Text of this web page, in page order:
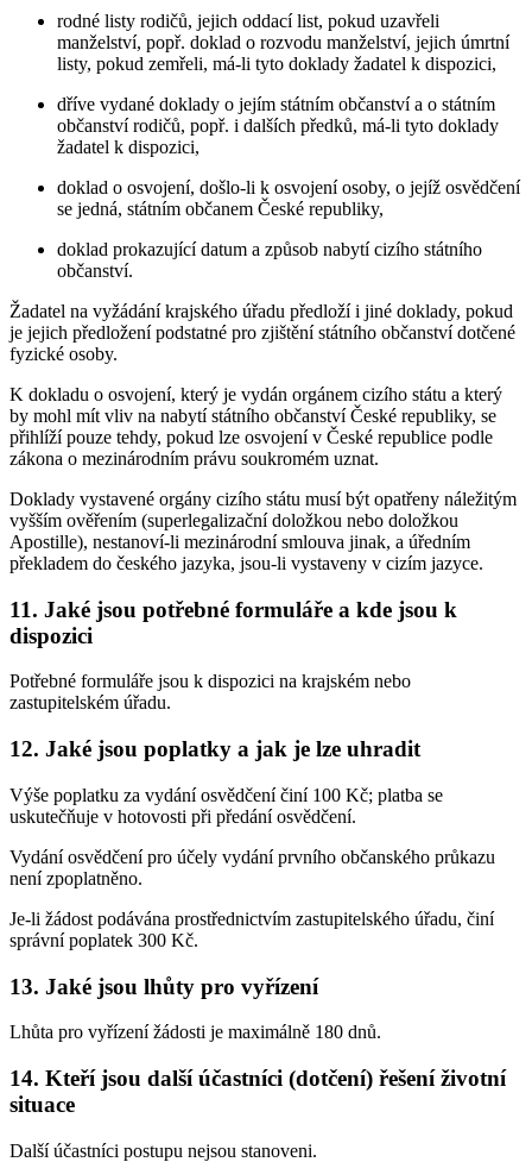
rodné listy rodičů, jejich oddací list, pokud uzavřeli
manželství, popř. doklad o rozvodu manželství, jejich úmrtní
listy, pokud zemřeli, má-li tyto doklady žadatel k dispozici,
dříve vydané doklady o jejím státním občanství a o státním
občanství rodičů, popř. i dalších předků, má-li tyto doklady
žadatel k dispozici,
doklad o osvojení, došlo-li k osvojení osoby, o jejíž osvědčení
se jedná, státním občanem České republiky,
doklad prokazující datum a způsob nabytí cizího státního
občanství.
Žadatel na vyžádání krajského úřadu předloží i jiné doklady, pokud
je jejich předložení podstatné pro zjištění státního občanství dotčené
fyzické osoby.
K dokladu o osvojení, který je vydán orgánem cizího státu a který
by mohl mít vliv na nabytí státního občanství České republiky, se
přihlíží pouze tehdy, pokud lze osvojení v České republice podle
zákona o mezinárodním právu soukromém uznat.
Doklady vystavené orgány cizího státu musí být opatřeny náležitým
vyšším ověřením (superlegalizační doložkou nebo doložkou
Apostille), nestanoví-li mezinárodní smlouva jinak, a úředním
překladem do českého jazyka, jsou-li vystaveny v cizím jazyce.
11. Jaké jsou potřebné formuláře a kde jsou k
dispozici
Potřebné formuláře jsou k dispozici na krajském nebo
zastupitelském úřadu.
12. Jaké jsou poplatky a jak je lze uhradit
Výše poplatku za vydání osvědčení činí 100 Kč; platba se
uskutečňuje v hotovosti při předání osvědčení.
Vydání osvědčení pro účely vydání prvního občanského průkazu
není zpoplatněno.
Je-li žádost podávána prostřednictvím zastupitelského úřadu, činí
správní poplatek 300 Kč.
13. Jaké jsou lhůty pro vyřízení
Lhůta pro vyřízení žádosti je maximálně 180 dnů.
14. Kteří jsou další účastníci (dotčení) řešení životní
situace
Další účastníci postupu nejsou stanoveni.